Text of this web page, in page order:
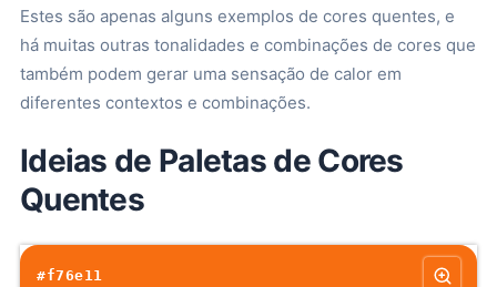
Estes são apenas alguns exemplos de cores quentes, e
há muitas outras tonalidades e combinações de cores que
também podem gerar uma sensação de calor em
diferentes contextos e combinações.
Ideias de Paletas de Cores
Quentes
#f76e11